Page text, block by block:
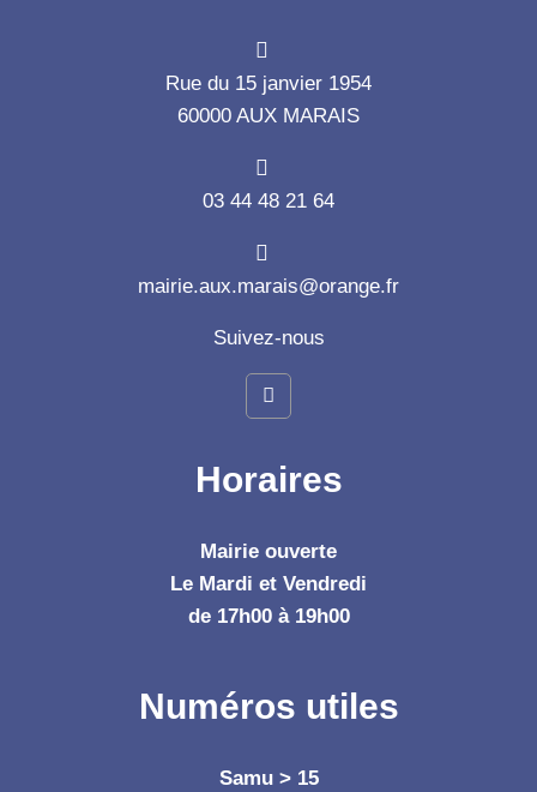
Rue du 15 janvier 1954
60000 AUX MARAIS
03 44 48 21 64
mairie.aux.marais@orange.fr
Suivez-nous
Horaires
Mairie ouverte
Le Mardi et Vendredi
de 17h00 à 19h00
Numéros utiles
Samu > 15